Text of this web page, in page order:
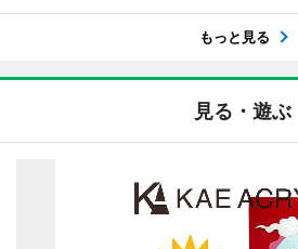
もっと見る
見る・遊ぶ